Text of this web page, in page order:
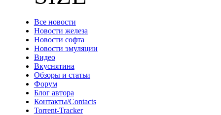
Все новости
Новости железа
Новости софта
Новости эмуляции
Видео
Вкуснятина
Обзоры и статьи
Форум
Блог автора
Контакты/Contacts
Torrent-Tracker